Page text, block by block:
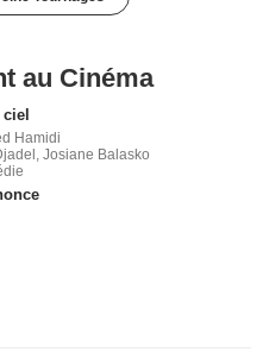
au Cinéma
ciel
Hamidi
Josiane Balasko